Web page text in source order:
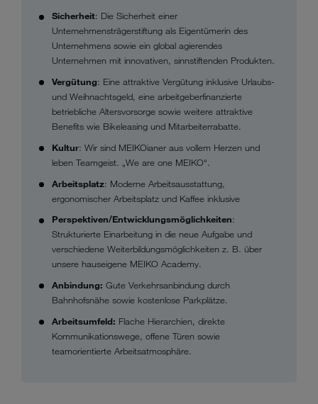
Sicherheit: Die Sicherheit einer
Unternehmensträgerstiftung als Eigentümerin des
Unternehmens sowie ein global agierendes
Unternehmen mit innovativen, sinnstiftenden Produkten.
Vergütung: Eine attraktive Vergütung inklusive Urlaubs-
und Weihnachtsgeld, eine arbeitgeberfinanzierte
betriebliche Altersvorsorge sowie weitere attraktive
Benefits wie Bikeleasing und Mitarbeiterrabatte.
Kultur: Wir sind MEIKOianer aus vollem Herzen und
leben Teamgeist. „We are one MEIKO“.
Arbeitsplatz: Moderne Arbeitsausstattung,
ergonomischer Arbeitsplatz und Kaffee inklusive
Perspektiven/Entwicklungsmöglichkeiten:
Strukturierte Einarbeitung in die neue Aufgabe und
verschiedene Weiterbildungsmöglichkeiten z. B. über
unsere hauseigene MEIKO Academy.
Anbindung:Gute Verkehrsanbindung durch
Bahnhofsnähe sowie kostenlose Parkplätze.
Arbeitsumfeld: Flache Hierarchien, direkte
Kommunikationswege, offene Türen sowie
teamorientierte Arbeitsatmosphäre.